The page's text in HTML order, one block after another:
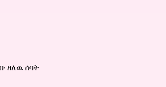
ዘለዉ ሰባት